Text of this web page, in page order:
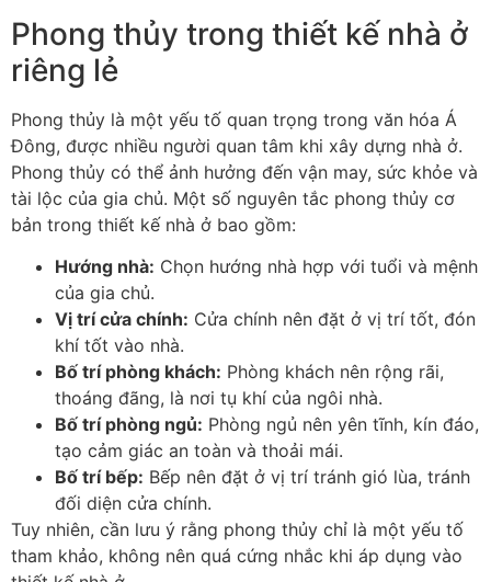
Phong thủy trong thiết kế nhà ở
riêng lẻ
Phong thủy là một yếu tố quan trọng trong văn hóa Á
Đông, được nhiều người quan tâm khi xây dựng nhà ở.
Phong thủy có thể ảnh hưởng đến vận may, sức khỏe và
tài lộc của gia chủ. Một số nguyên tắc phong thủy cơ
bản trong thiết kế nhà ở bao gồm:
Hướng nhà: Chọn hướng nhà hợp với tuổi và mệnh
của gia chủ.
Vị trí cửa chính: Cửa chính nên đặt ở vị trí tốt, đón
khí tốt vào nhà.
Bố trí phòng khách: Phòng khách nên rộng rãi,
thoáng đãng, là nơi tụ khí của ngôi nhà.
Bố trí phòng ngủ: Phòng ngủ nên yên tĩnh, kín đáo,
tạo cảm giác an toàn và thoải mái.
Bố trí bếp: Bếp nên đặt ở vị trí tránh gió lùa, tránh
đối diện cửa chính.
Tuy nhiên, cần lưu ý rằng phong thủy chỉ là một yếu tố
tham khảo, không nên quá cứng nhắc khi áp dụng vào